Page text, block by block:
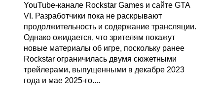
YouTube-канале Rockstar Games и сайте GTA
VI. Разработчики пока не раскрывают
продолжительность и содержание трансляции.
Однако ожидается, что зрителям покажут
новые материалы об игре, поскольку ранее
Rockstar ограничилась двумя сюжетными
трейлерами, выпущенными в декабре 2023
года и мае 2025-го....